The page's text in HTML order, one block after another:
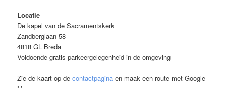
Locatie
De kapel van de Sacramentskerk
Zandberglaan 58
4818 GL Breda
Voldoende gratis parkeergelegenheid in de omgeving
Zie de kaart op decontactpagina en maak een route met Google